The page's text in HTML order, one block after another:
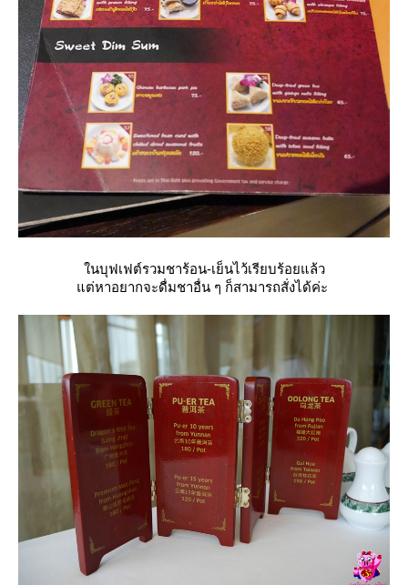
นบุฟเฟต์รวมชาร้อน-เย็นไว้เรียบร้อยแล้ว
ต่หาอยากจะดื่มชาอื่น ๆ ก็สามารถสั่งได้ค่ะ